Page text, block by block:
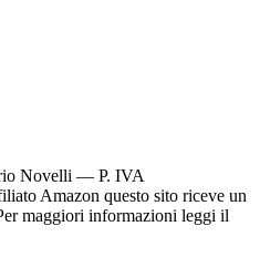
Novelli — P. IVA
Amazon questo sito riceve un
maggiori informazioni leggi il